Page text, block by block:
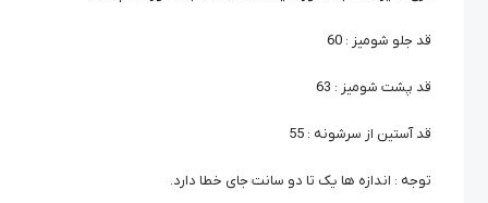
قد جلو شومیز : 60
قد پشت شومیز : 63
قد آستین از سرشونه : 55
توجه : اندازه ها یک تا دو سانت جای خطا دارد.